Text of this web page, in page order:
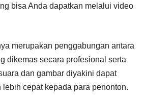
bisa Anda dapatkan melalui video
merupakan penggabungan antara
dikemas secara profesional serta
dan gambar diyakini dapat
cepat kepada para penonton.